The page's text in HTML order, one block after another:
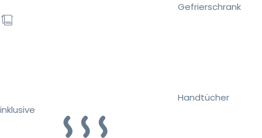
Gefrierschrank
Handtücher
inklusive